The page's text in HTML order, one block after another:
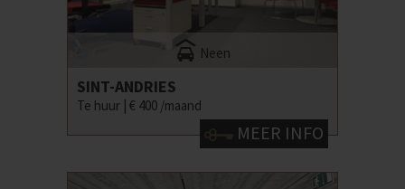
Neen
SINT-ANDRIES
Te huur | € 400 /maand
MEER INFO